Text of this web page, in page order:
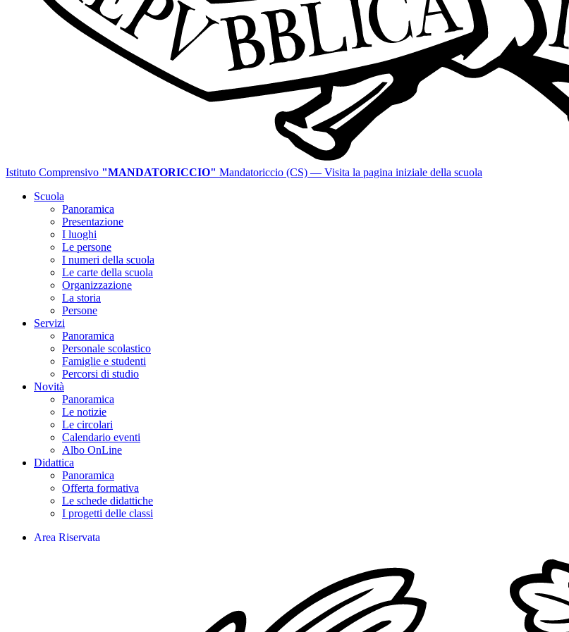
Istituto Comprensivo "MANDATORICCIO" Mandatoriccio (CS) — Visita la pagina iniziale della scuola
Scuola
Panoramica
Presentazione
I luoghi
Le persone
I numeri della scuola
Le carte della scuola
Organizzazione
La storia
Persone
Servizi
Panoramica
Personale scolastico
Famiglie e studenti
Percorsi di studio
Novità
Panoramica
Le notizie
Le circolari
Calendario eventi
Albo OnLine
Didattica
Panoramica
Offerta formativa
Le schede didattiche
I progetti delle classi
Area Riservata